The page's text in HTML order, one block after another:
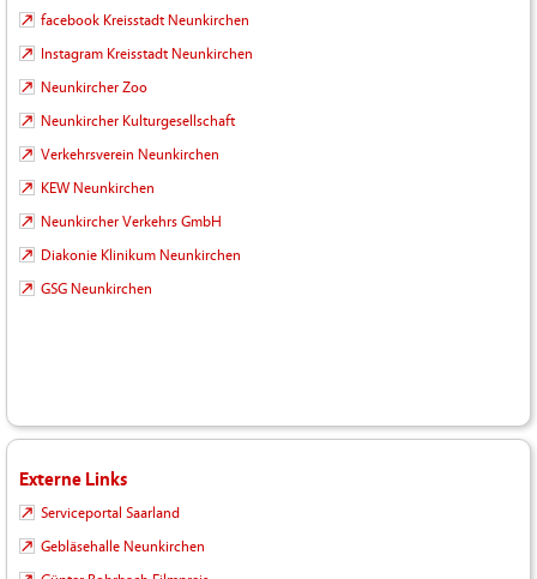
facebook Kreisstadt Neunkirchen
Instagram Kreisstadt Neunkirchen
Neunkircher Zoo
Neunkircher Kulturgesellschaft
Verkehrsverein Neunkirchen
KEW Neunkirchen
Neunkircher Verkehrs GmbH
Diakonie Klinikum Neunkirchen
GSG Neunkirchen
Externe Links
Serviceportal Saarland
Gebläsehalle Neunkirchen